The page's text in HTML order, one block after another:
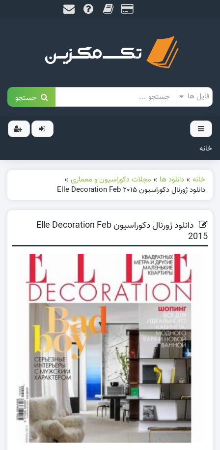
جستجو
خانه
خانه » دانلود ها » مجلات دکوراسیون و معماری »
دانلود ژورنال دکوراسیون Elle Decoration Feb 2015
دانلود ژورنال دکوراسیون Elle Decoration Feb
2015